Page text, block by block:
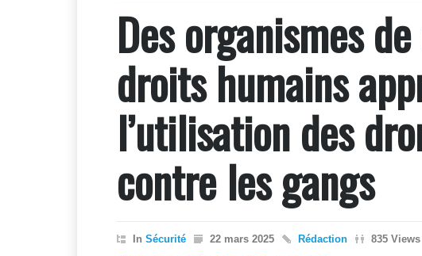
Des organismes
droits humains
l’utilisation des
contre les gangs
In Sécurité 22 mars 2025 Rédaction 835 Views